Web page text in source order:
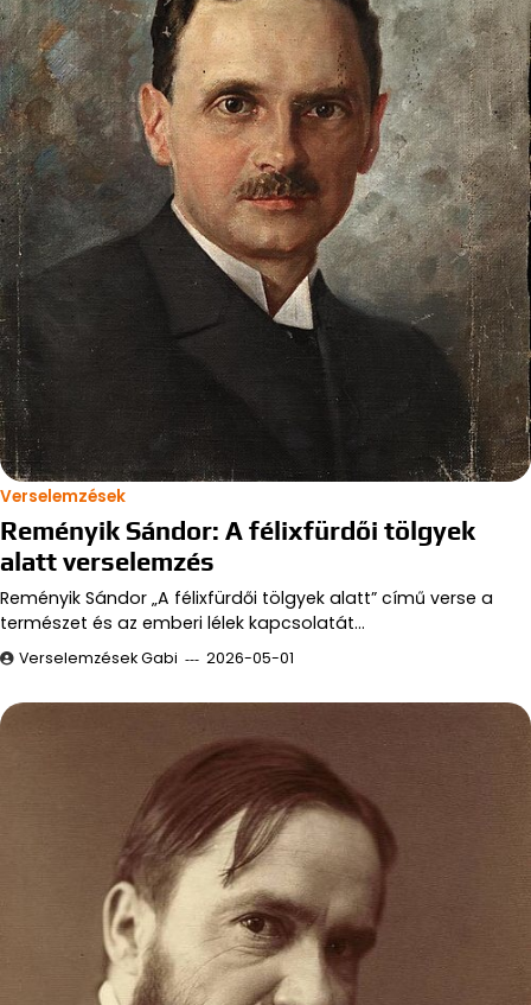
Verselemzések
Reményik Sándor: A félixfürdői tölgyek
alatt verselemzés
Reményik Sándor „A félixfürdői tölgyek alatt” című verse a
természet és az emberi lélek kapcsolatát…
Verselemzések Gabi 2026-05-01